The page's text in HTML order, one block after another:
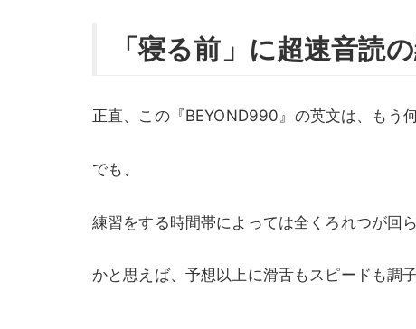
「寝る前」に超速音読
正直、この『BEYOND990』の英文は、もう
でも、
練習をする時間帯によっては全くろれつが回
かと思えば、予想以上に滑舌もスピードも調